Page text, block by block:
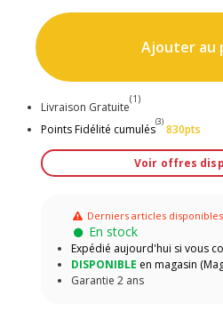
Ajouter au
Livraison Gratuite
(1)
Points Fidélité cumulés
(3)
830pts
Voir offres
Derniers articles
En stock
Expédié aujourd'hui si vous
DISPONIBLE
en
Garantie 2 ans